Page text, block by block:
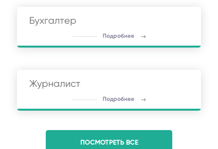
Бухгалтер
Подробнее
Журналист
Подробнее
ПОСМОТРЕТЬ ВСЕ